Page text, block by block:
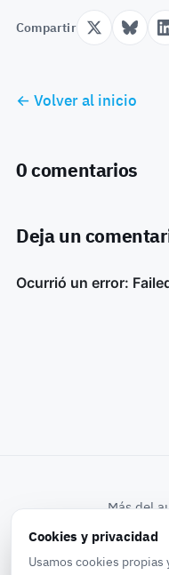
Compartir
← Volver al inicio
0 comentarios
Deja un
Más del
Cookies y privacidad
Usamos cookies propias